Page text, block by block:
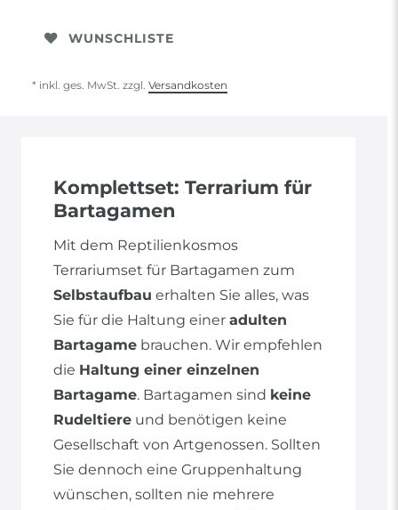
WUNSCHLISTE
* inkl. ges. MwSt. zzgl. Versandkosten
Komplettset: Terrarium für
Bartagamen
Mit dem Reptilienkosmos
Terrariumset für Bartagamen zum
Selbstaufbau erhalten Sie alles, was
Sie für die Haltung einer adulten
Bartagame brauchen. Wir empfehlen
die Haltung einer einzelnen
Bartagame. Bartagamen sind keine
Rudeltiere und benötigen keine
Gesellschaft von Artgenossen. Sollten
Sie dennoch eine Gruppenhaltung
wünschen, sollten nie mehrere